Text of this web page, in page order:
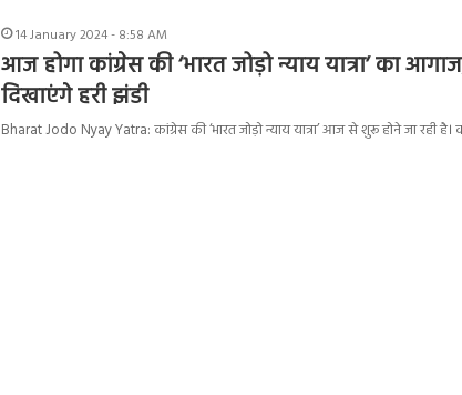
14 January 2024 - 8:58 AM
आज होगा कांग्रेस की ‘भारत जोड़ो न्याय यात्रा’ का
दिखाएंगे हरी झंडी
Bharat Jodo Nyay Yatra: कांग्रेस की ‘भारत जोड़ो न्याय यात्रा’ आज से शुरू होने जा रही है।